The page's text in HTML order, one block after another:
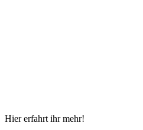
Hier erfahrt ihr mehr!